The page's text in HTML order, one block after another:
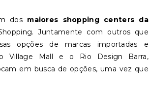
dos maiores shopping centers da
Juntamente com outros que
opções de marcas importadas e
Village Mall e o Rio Design Barra,
em busca de opções, uma vez que